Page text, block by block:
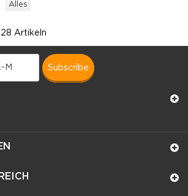
Alles
Artikeln
subscribe